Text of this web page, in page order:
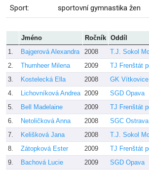
Sport: sportovní gymnastika žen
Jméno Ročník Oddíl
1.
Bajgerová Alexandra 2008 T.J. Sokol
2.
Thurnheer Milena 2009 TJ Frenštát
3.
Kostelecká Ella 2008 GK Vítkovice
4.
Lichovníková Andrea 2009 SGD Opava
5.
Bell Madelaine 2009 TJ Frenštát
6.
Netoličková Anna 2008 SGC Ostrava
7.
Kelišková Jana 2008 T.J. Sokol
8.
Zátopková Ester 2009 TJ Frenštát
9.
Bachová Lucie 2009 SGD Opava